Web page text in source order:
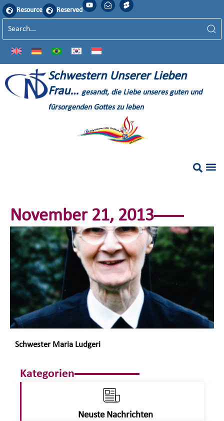
Resource Reserved
Schwestern Unserer Lieben
Frau… gesandt, die Liebe unseres guten und
fürsorgenden Gottes zu leben
November 21, 2013
Schwester Maria Ludgeri
Kategorien
Neuste Nachrichten